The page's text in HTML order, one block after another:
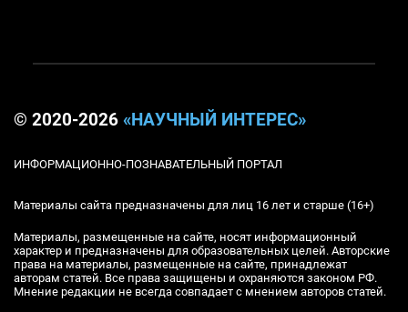
© 2020-2026 «НАУЧНЫЙ ИНТЕРЕС»
ИНФОРМАЦИОННО-ПОЗНАВАТЕЛЬНЫЙ ПОРТАЛ
Материалы сайта предназначены для лиц 16 лет и старше (16+)
Материалы, размещенные на сайте, носят информационный
характер и предназначены для образовательных целей. Авторские
права на материалы, размещенные на сайте, принадлежат
авторам статей. Все права защищены и охраняются законом РФ.
Мнение редакции не всегда совпадает с мнением авторов статей.